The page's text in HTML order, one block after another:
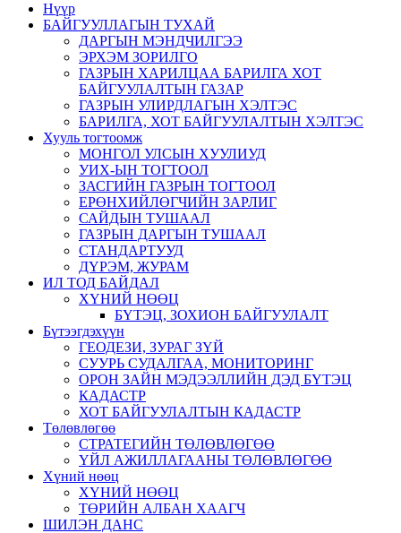
Нүүр
БАЙГУУЛЛАГЫН ТУХАЙ
ДАРГЫН МЭНДЧИЛГЭЭ
ЭРХЭМ ЗОРИЛГО
ГАЗРЫН ХАРИЛЦАА БАРИЛГА ХОТ
БАЙГУУЛАЛТЫН ГАЗАР
ГАЗРЫН УЛИРДЛАГЫН ХЭЛТЭС
БАРИЛГА, ХОТ БАЙГУУЛАЛТЫН ХЭЛТЭС
Хууль тогтоомж
МОНГОЛ УЛСЫН ХУУЛИУД
УИХ-ЫН ТОГТООЛ
ЗАСГИЙН ГАЗРЫН ТОГТООЛ
ЕРӨНХИЙЛӨГЧИЙН ЗАРЛИГ
САЙДЫН ТУШААЛ
ГАЗРЫН ДАРГЫН ТУШААЛ
СТАНДАРТУУД
ДҮРЭМ, ЖУРАМ
ИЛ ТОД БАЙДАЛ
ХҮНИЙ НӨӨЦ
БҮТЭЦ, ЗОХИОН БАЙГУУЛАЛТ
Бүтээгдэхүүн
ГЕОДЕЗИ, ЗУРАГ ЗҮЙ
СУУРЬ СУДАЛГАА, МОНИТОРИНГ
ОРОН ЗАЙН МЭДЭЭЛЛИЙН ДЭД БҮТЭЦ
КАДАСТР
ХОТ БАЙГУУЛАЛТЫН КАДАСТР
Төлөвлөгөө
СТРАТЕГИЙН ТӨЛӨВЛӨГӨӨ
ҮЙЛ АЖИЛЛАГААНЫ ТӨЛӨВЛӨГӨӨ
Хүний нөөц
ХҮНИЙ НӨӨЦ
ТӨРИЙН АЛБАН ХААГЧ
ШИЛЭН ДАНС